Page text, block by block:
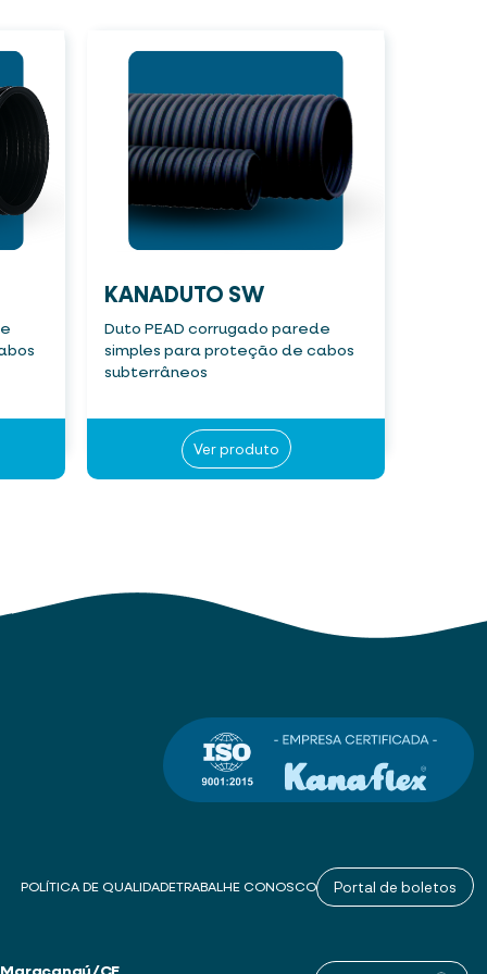
KANADUTO SW
Duto PEAD corrugado parede
simples para proteção de cabos
subterrâneos
Ver produto
POLÍTICA DE QUALIDADETRABALHE CONOSCO Portal de boletos